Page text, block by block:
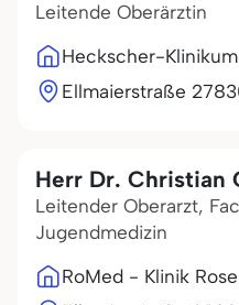
Leitende Oberärztin
Heckscher-
Ellmaierstraße 27
Herr Dr. Christian
Leitender Oberarzt,
Jugendmedizin
RoMed - Klinik